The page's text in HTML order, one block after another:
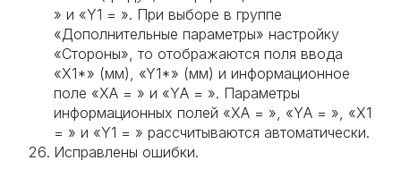
» и «Y1 = ». При выборе в группе
«Дополнительные параметры» настройку
«Стороны», то отображаются поля ввода
«X1*» (мм), «Y1*» (мм) и информационное
поле «XА = » и «YА = ». Параметры
информационных полей «XА = », «YА = », «X1
= » и «Y1 = » рассчитываются автоматически.
Исправлены ошибки.